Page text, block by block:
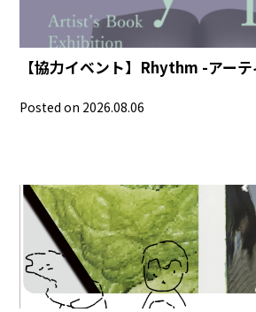
【協力イベント】Rhythm -アー
Posted on 2026.08.06